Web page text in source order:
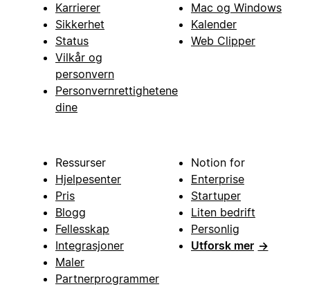
Karrierer
Sikkerhet
Status
Vilkår og
personvern
Personvernrettighetene
dine
Mac og Windows
Kalender
Web Clipper
Ressurser
Hjelpesenter
Pris
Blogg
Fellesskap
Integrasjoner
Maler
Partnerprogrammer
Notion for
Enterprise
Startuper
Liten bedrift
Personlig
Utforsk mer →